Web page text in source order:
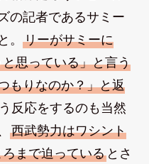
の記者であるサミー
。 リーがサミーに
思っている」と言う
もりなのか？」と返
反応をするのも当然
西武勢力はワシント
まで迫っているとさ